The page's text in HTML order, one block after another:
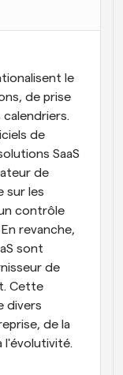
des appels
et mises à
minutes
plusieurs
se passe
le
de prise
de
SaaS
de
sur les
contrôle
revanche,
sont
de
Cette
divers
de la
l'évolutivité.